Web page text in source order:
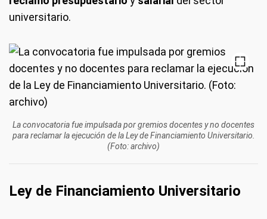
universitario.
La convocatoria fue impulsada por gremios docentes y no docentes
para reclamar la ejecución de la Ley de Financiamiento Universitario.
(Foto: archivo)
Ley de Financiamiento Universitario